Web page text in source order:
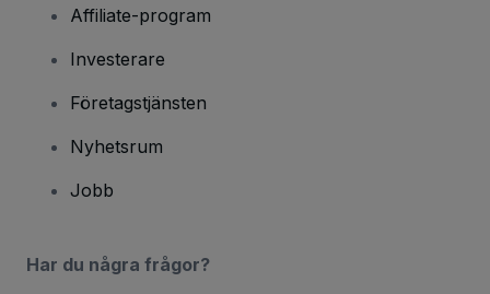
Affiliate-program
Investerare
Företagstjänsten
Nyhetsrum
Jobb
Har du några frågor?